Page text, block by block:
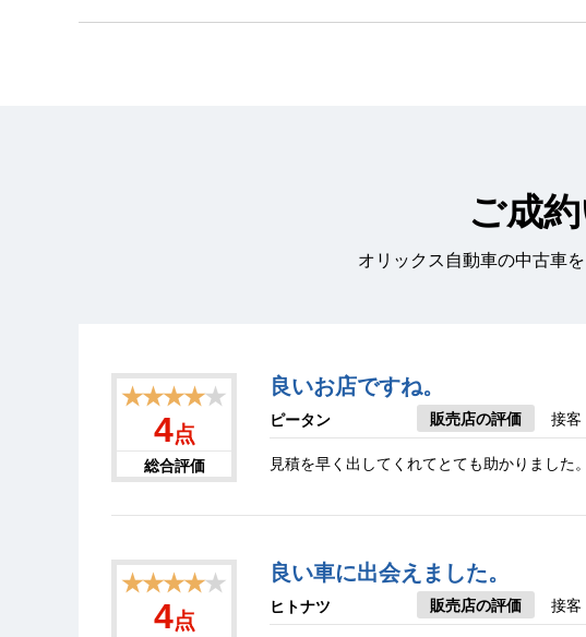
ご成
オリックス自動車の中古車
★★★★★
4点
総合評価
良いお店ですね。
ピータン 販売店の評価 接客
見積を早く出してくれてとても助かりました
★★★★★
4点
良い車に出会えました。
ヒトナツ 販売店の評価 接客